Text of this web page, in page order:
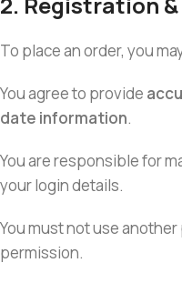
To place an order, you
You agree to provide
date information.
You are responsible for
your login details.
You must not use
permission.